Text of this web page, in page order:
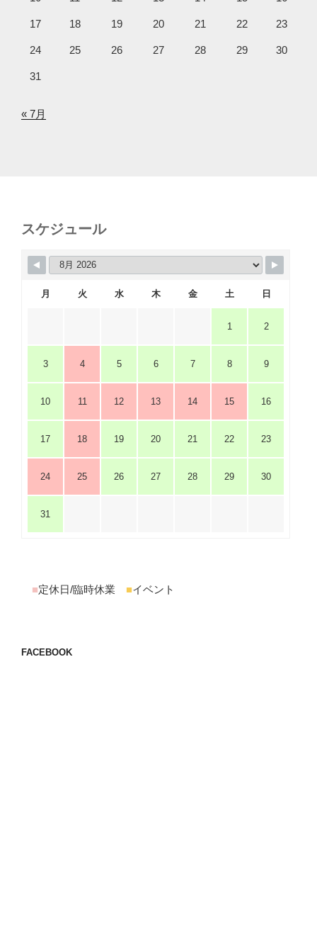
17 18 19 20 21 22 23
24 25 26 27 28 29 30
31
« 7月
スケジュール
月 火 水 木 金 土 日
1 2
3 4 5 6 7 8 9
10 11 12 13 14 15 16
17 18 19 20 21 22 23
24 25 26 27 28 29 30
31
■定休日/臨時休業 ■イベント
FACEBOOK